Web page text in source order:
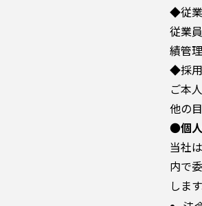
◆従
従業
績管
◆採用
ご本
他の
●個
当社
内で
します